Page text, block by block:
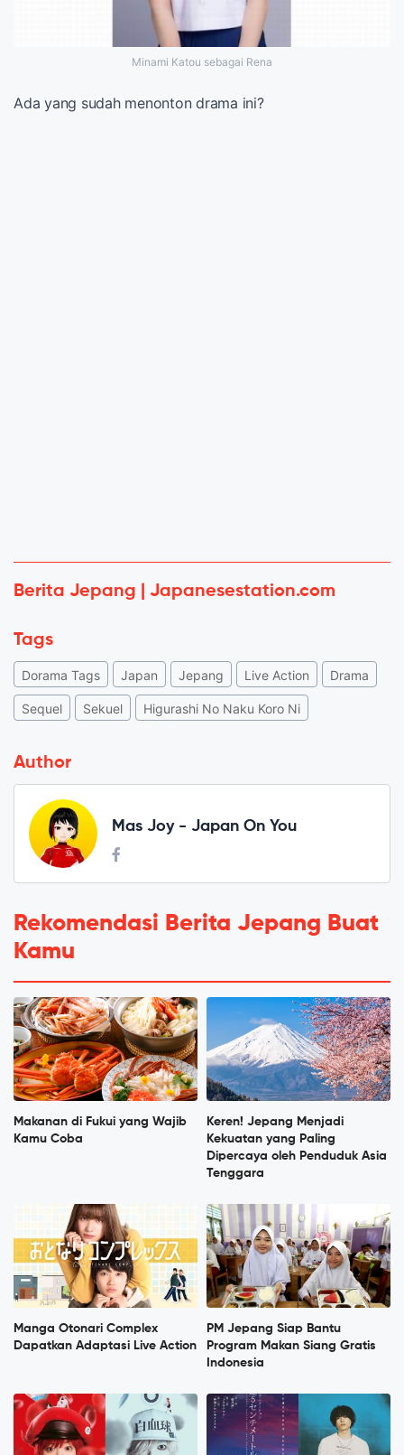
Minami Katou sebagai Rena
Ada yang sudah menonton drama ini?
Berita Jepang | Japanesestation.com
Tags
Dorama Tags Japan Jepang Live Action Drama
Sequel Sekuel Higurashi No Naku Koro Ni
Author
Mas Joy - Japan On You
Rekomendasi Berita Jepang Buat
Kamu
Makanan di Fukui yang Wajib
Kamu Coba
Keren! Jepang Menjadi
Kekuatan yang Paling
Dipercaya oleh Penduduk Asia
Tenggara
Manga Otonari Complex
Dapatkan Adaptasi Live Action
PM Jepang Siap Bantu
Program Makan Siang Gratis
Indonesia